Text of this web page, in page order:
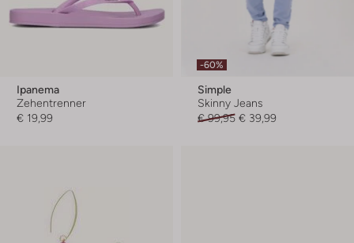
Ipanema
Zehentrenner
€ 19,99
-60%
Simple
Skinny Jeans
€ 99,95 € 39,99